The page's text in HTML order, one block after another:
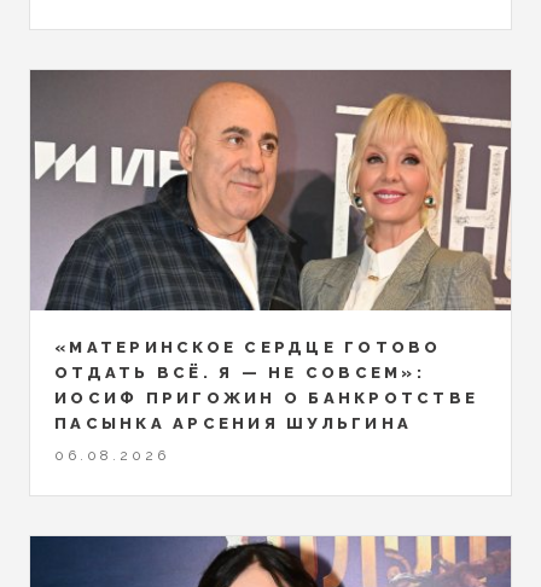
«МАТЕРИНСКОЕ СЕРДЦЕ ГОТОВО
ОТДАТЬ ВСЁ. Я — НЕ СОВСЕМ»:
ИОСИФ ПРИГОЖИН О БАНКРОТСТВЕ
ПАСЫНКА АРСЕНИЯ ШУЛЬГИНА
06.08.2026